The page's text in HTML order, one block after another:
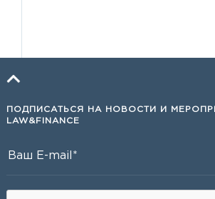
ПОДПИСАТЬСЯ НА НОВОСТИ И
LAW&FINANCE